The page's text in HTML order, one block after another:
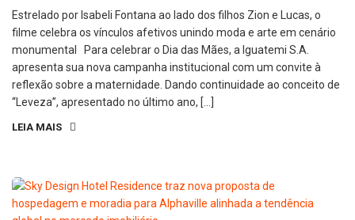
Estrelado por Isabeli Fontana ao lado dos filhos Zion e Lucas, o
filme celebra os vínculos afetivos unindo moda e arte em cenário
monumental Para celebrar o Dia das Mães, a Iguatemi S.A.
apresenta sua nova campanha institucional com um convite à
reflexão sobre a maternidade. Dando continuidade ao conceito de
“Leveza”, apresentado no último ano, […]
LEIA MAIS